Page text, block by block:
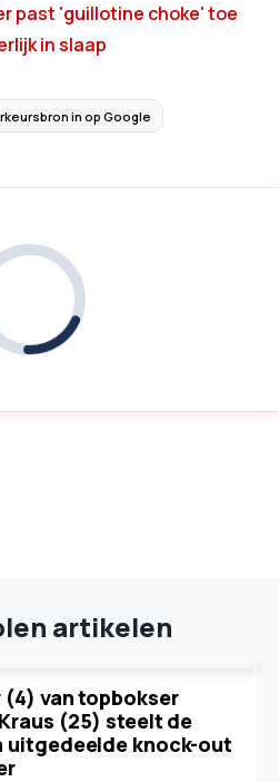
past 'guillotine choke' toe
in slaap
in op Google
artikelen
(4) van topbokser
(25) steelt de
uitgedeelde knock-out